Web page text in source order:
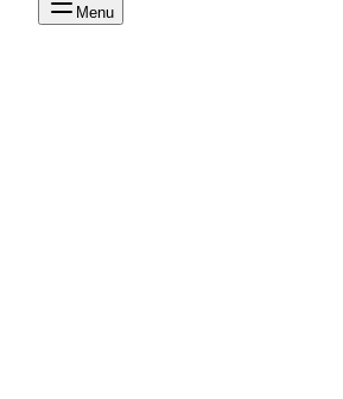
Menu